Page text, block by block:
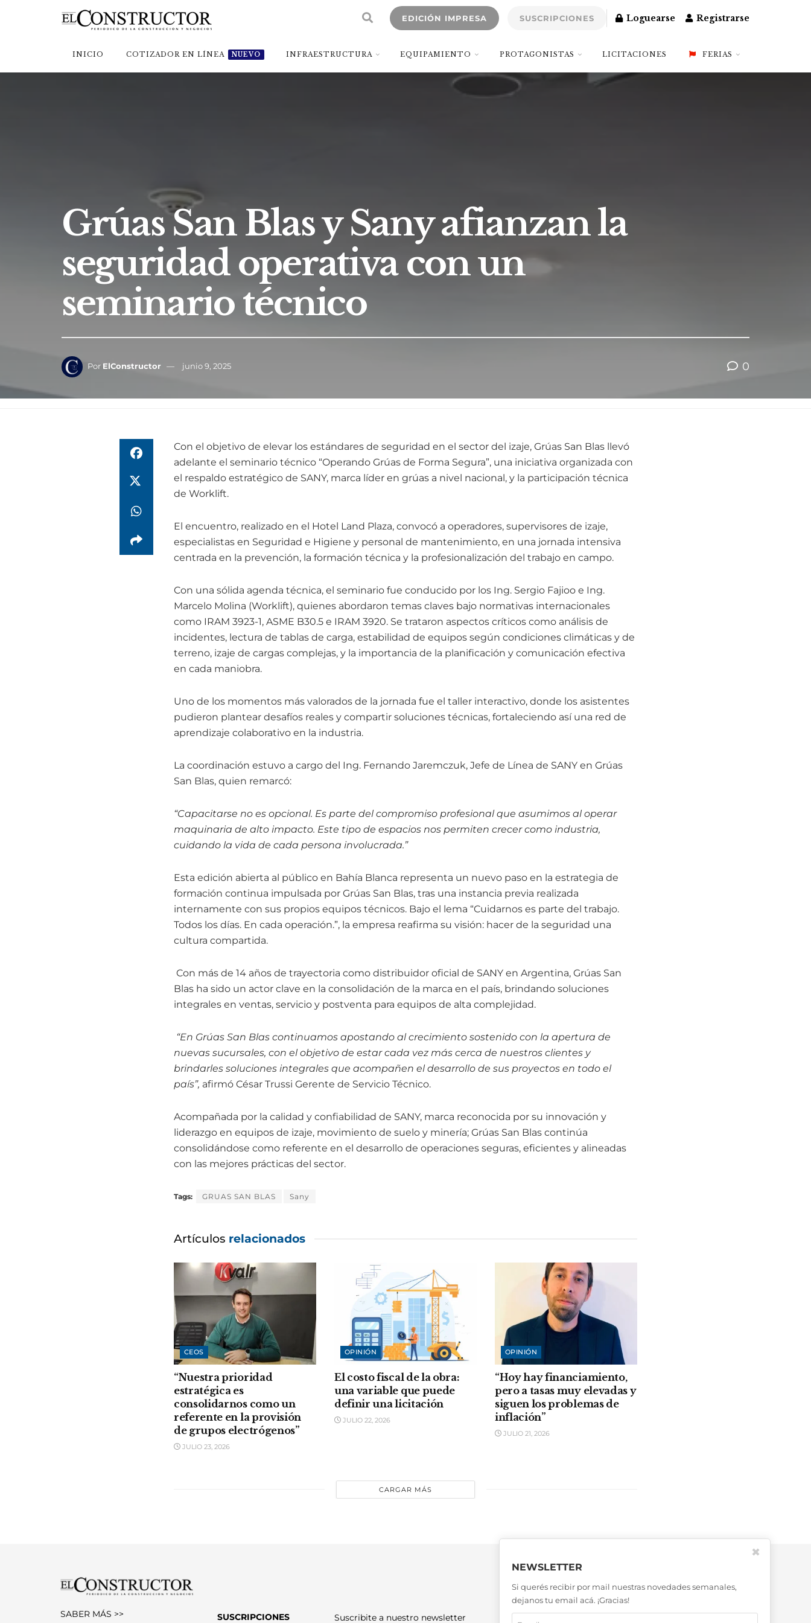
EDICIÓN IMPRESA SUSCRIPCIONES Loguearse Registrarse
INICIO COTIZADOR EN LÍNEA NUEVO INFRAESTRUCTURA EQUIPAMIENTO PROTAGONISTAS LICITACIONES FERIAS
Grúas San Blas y Sany afianzan la
seguridad operativa con un
seminario técnico
Por ElConstructor junio 9, 2025 0
Con el objetivo de elevar los estándares de seguridad en el sector del izaje, Grúas San Blas llevó
adelante el seminario técnico “Operando Grúas de Forma Segura”, una iniciativa organizada con
el respaldo estratégico de SANY, marca líder en grúas a nivel nacional, y la participación técnica
de Worklift.
El encuentro, realizado en el Hotel Land Plaza, convocó a operadores, supervisores de izaje,
especialistas en Seguridad e Higiene y personal de mantenimiento, en una jornada intensiva
centrada en la prevención, la formación técnica y la profesionalización del trabajo en campo.
Con una sólida agenda técnica, el seminario fue conducido por los Ing. Sergio Fajioo e Ing.
Marcelo Molina (Worklift), quienes abordaron temas claves bajo normativas internacionales
como IRAM 3923-1, ASME B30.5 e IRAM 3920. Se trataron aspectos críticos como análisis de
incidentes, lectura de tablas de carga, estabilidad de equipos según condiciones climáticas y de
terreno, izaje de cargas complejas, y la importancia de la planificación y comunicación efectiva
en cada maniobra.
Uno de los momentos más valorados de la jornada fue el taller interactivo, donde los asistentes
pudieron plantear desafíos reales y compartir soluciones técnicas, fortaleciendo así una red de
aprendizaje colaborativo en la industria.
La coordinación estuvo a cargo del Ing. Fernando Jaremczuk, Jefe de Línea de SANY en Grúas
San Blas, quien remarcó:
“Capacitarse no es opcional. Es parte del compromiso profesional que asumimos al operar
maquinaria de alto impacto. Este tipo de espacios nos permiten crecer como industria,
cuidando la vida de cada persona involucrada.”
Esta edición abierta al público en Bahía Blanca representa un nuevo paso en la estrategia de
formación continua impulsada por Grúas San Blas, tras una instancia previa realizada
internamente con sus propios equipos técnicos. Bajo el lema “Cuidarnos es parte del trabajo.
Todos los días. En cada operación.”, la empresa reafirma su visión: hacer de la seguridad una
cultura compartida.
Con más de 14 años de trayectoria como distribuidor oficial de SANY en Argentina, Grúas San
Blas ha sido un actor clave en la consolidación de la marca en el país, brindando soluciones
integrales en ventas, servicio y postventa para equipos de alta complejidad.
“En Grúas San Blas continuamos apostando al crecimiento sostenido con la apertura de
nuevas sucursales, con el objetivo de estar cada vez más cerca de nuestros clientes y
brindarles soluciones integrales que acompañen el desarrollo de sus proyectos en todo el
país”, afirmó César Trussi Gerente de Servicio Técnico.
Acompañada por la calidad y confiabilidad de SANY, marca reconocida por su innovación y
liderazgo en equipos de izaje, movimiento de suelo y minería; Grúas San Blas continúa
consolidándose como referente en el desarrollo de operaciones seguras, eficientes y alineadas
con las mejores prácticas del sector.
Tags: GRUAS SAN BLAS Sany
Artículos relacionados
CEOS
“Nuestra prioridad
estratégica es
consolidarnos como un
referente en la provisión
de grupos electrógenos”
JULIO 23, 2026
OPINIÓN
El costo fiscal de la obra:
una variable que puede
definir una licitación
JULIO 22, 2026
OPINIÓN
“Hoy hay financiamiento,
pero a tasas muy elevadas y
siguen los problemas de
inflación”
JULIO 21, 2026
CARGAR MÁS
SABER MÁS >> SUSCRIPCIONES Suscribite a nuestro newsletter
NEWSLETTER
Si querés recibir por mail nuestras novedades semanales,
dejanos tu email acá. ¡Gracias!
✖